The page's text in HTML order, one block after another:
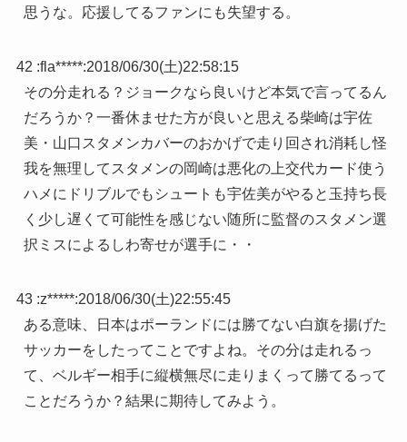
思うな。応援してるファンにも失望する。
42 :fla*****:2018/06/30(土)22:58:15
その分走れる？ジョークなら良いけど本気で言ってるん
だろうか？一番休ませた方が良いと思える柴崎は宇佐
美・山口スタメンカバーのおかげで走り回され消耗し怪
我を無理してスタメンの岡崎は悪化の上交代カード使う
ハメにドリブルでもシュートも宇佐美がやると玉持ち長
く少し遅くて可能性を感じない随所に監督のスタメン選
択ミスによるしわ寄せが選手に・・
43 :z*****:2018/06/30(土)22:55:45
ある意味、日本はポーランドには勝てない白旗を揚げた
サッカーをしたってことですよね。その分は走れるっ
て、ベルギー相手に縦横無尽に走りまくって勝てるって
ことだろうか？結果に期待してみよう。